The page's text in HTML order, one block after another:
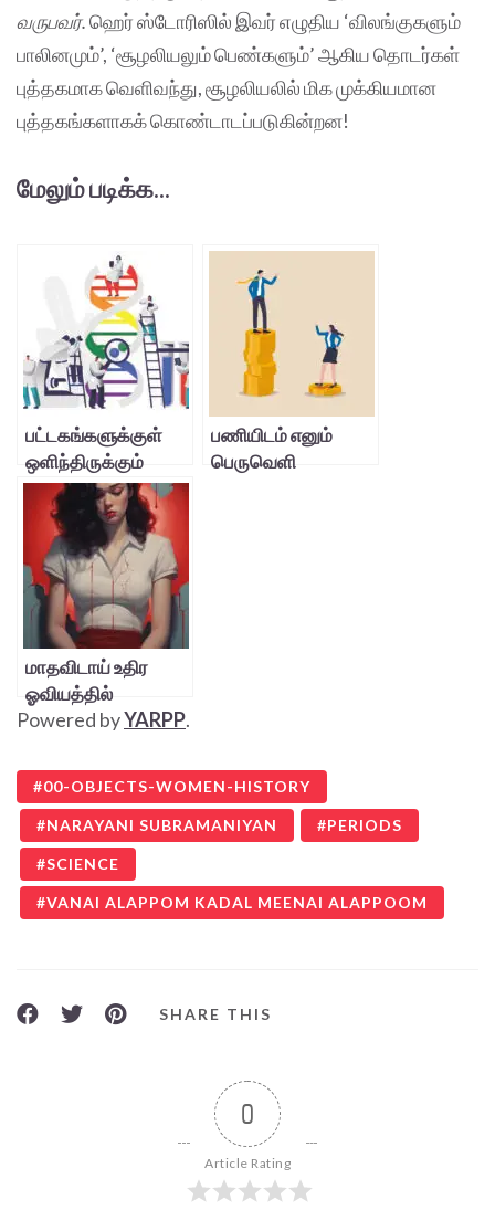
வருபவர்.ஹெர் ஸ்டோரிஸில் இவர் எழுதிய ‘விலங்குகளும்
பாலினமும்’, ‘சூழலியலும் பெண்களும்’ ஆகிய தொடர்கள்
புத்தகமாக வெளிவந்து, சூழலியலில் மிக முக்கியமான
புத்தகங்களாகக் கொண்டாடப்படுகின்றன!
மேலும் படிக்க...
பட்டகங்களுக்குள்
ஒளிந்திருக்கும்
வானவில்
பணியிடம் எனும்
பெருவெளி
மாதவிடாய் உதிர
ஓவியத்தில்
விழிப்புணர்வு
Powered byYARPP.
00-OBJECTS-WOMEN-HISTORY
NARAYANI SUBRAMANIYAN PERIODS
SCIENCE
VANAI ALAPPOM KADAL MEENAI ALAPPOOM
SHARE THIS
0
Article Rating